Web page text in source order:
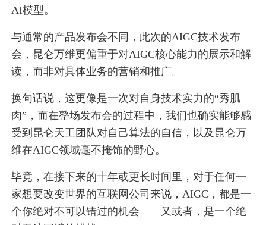
AI模型。
与通常的产品发布会不同，此次的AIGC技术发布
会，昆仑万维更偏重于对AIGC核心能力的展示和解
读，而非对具体业务的营销和推广。
换句话说，这更像是一次对自身技术实力的“秀肌
肉”，而在整场发布会的过程中，我们也确实能够感
受到昆仑天工团队对自己算法的自信，以及昆仑万
维在AIGC领域毫不掩饰的野心。
毕竟，在接下来的十年或更长时间里，对于任何一
家想要改变世界的互联网公司来说，AIGC，都是一
个你绝对不可以错过的机会——又或者，是一个绝